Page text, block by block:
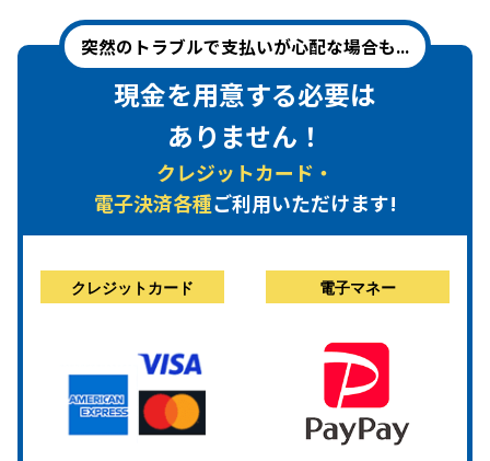
突然のトラブルで支払いが心配な場合も...
現金を用意する必要は
ありません！
クレジットカード・
電子決済各種ご利用いただけます!
クレジットカード 電子マネー